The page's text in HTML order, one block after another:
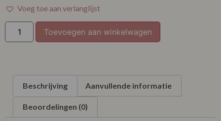
Voeg toe aan verlanglijst
Toevoegen aan winkelwagen
Beschrijving Aanvullende informatie
Beoordelingen (0)